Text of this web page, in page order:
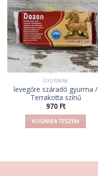
GYURMÁK
levegőre száradó gyurma /
Terrakotta színű
970 Ft
KOSÁRBA TESZEM